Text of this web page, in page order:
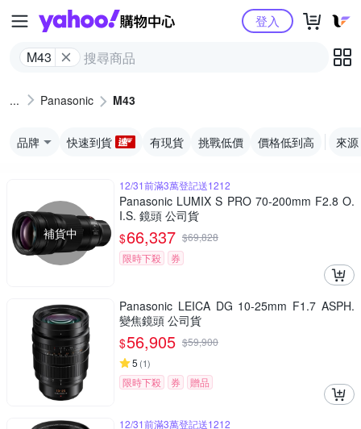
Yahoo購物中心
M43
登入
Panasonic M43
品牌 快速到貨 有現貨 挑戰低價 價格低到高 來源
補貨中
12/31前滿3萬登記送1212
Panasonic LUMIX S PRO 70-200mm F2.8 O.
I.S. 鏡頭 公司貨
$66,337 $69,828
限時下殺
券
Panasonic LEICA DG 10-25mm F1.7 ASPH.
變焦鏡頭 公司貨
$56,905 $59,900
5 (1)
限時下殺 券 贈品
12/31前滿3萬登記送1212